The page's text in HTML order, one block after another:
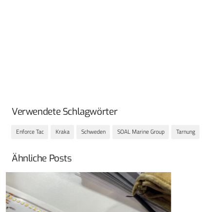
Verwendete Schlagwörter
Enforce Tac Kraka Schweden SOAL Marine Group Tarnung
Ähnliche Posts